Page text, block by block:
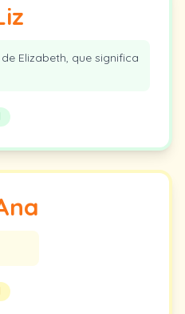
Elizabeth, que significa